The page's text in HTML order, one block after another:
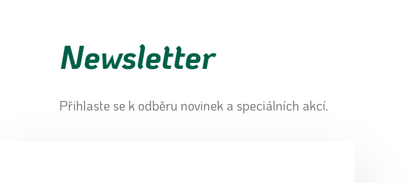
Newsletter
Přihlaste se k odběru novinek a speciálních akcí.